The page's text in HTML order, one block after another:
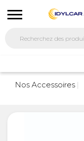
Nos Accessoires